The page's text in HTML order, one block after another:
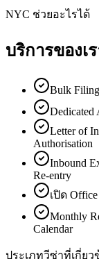
NYC ช่วยอะไรได้
บริการของเ
Bulk
Dedicated
Letter of
Authorisation
Inbound
Re-entry
เปิด
Monthly
Calendar
ประเภทวีซ่าที่เกี่ยว